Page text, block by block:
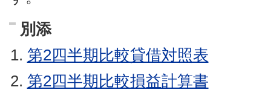
別添
第2四半期比較貸借対照表
第2四半期比較損益計算書